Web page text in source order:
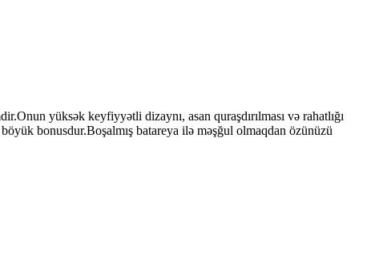
yüksək keyfiyyətli dizaynı, asan quraşdırılması və rahatlığı
bonusdur.Boşalmış batareya ilə məşğul olmaqdan özünüzü